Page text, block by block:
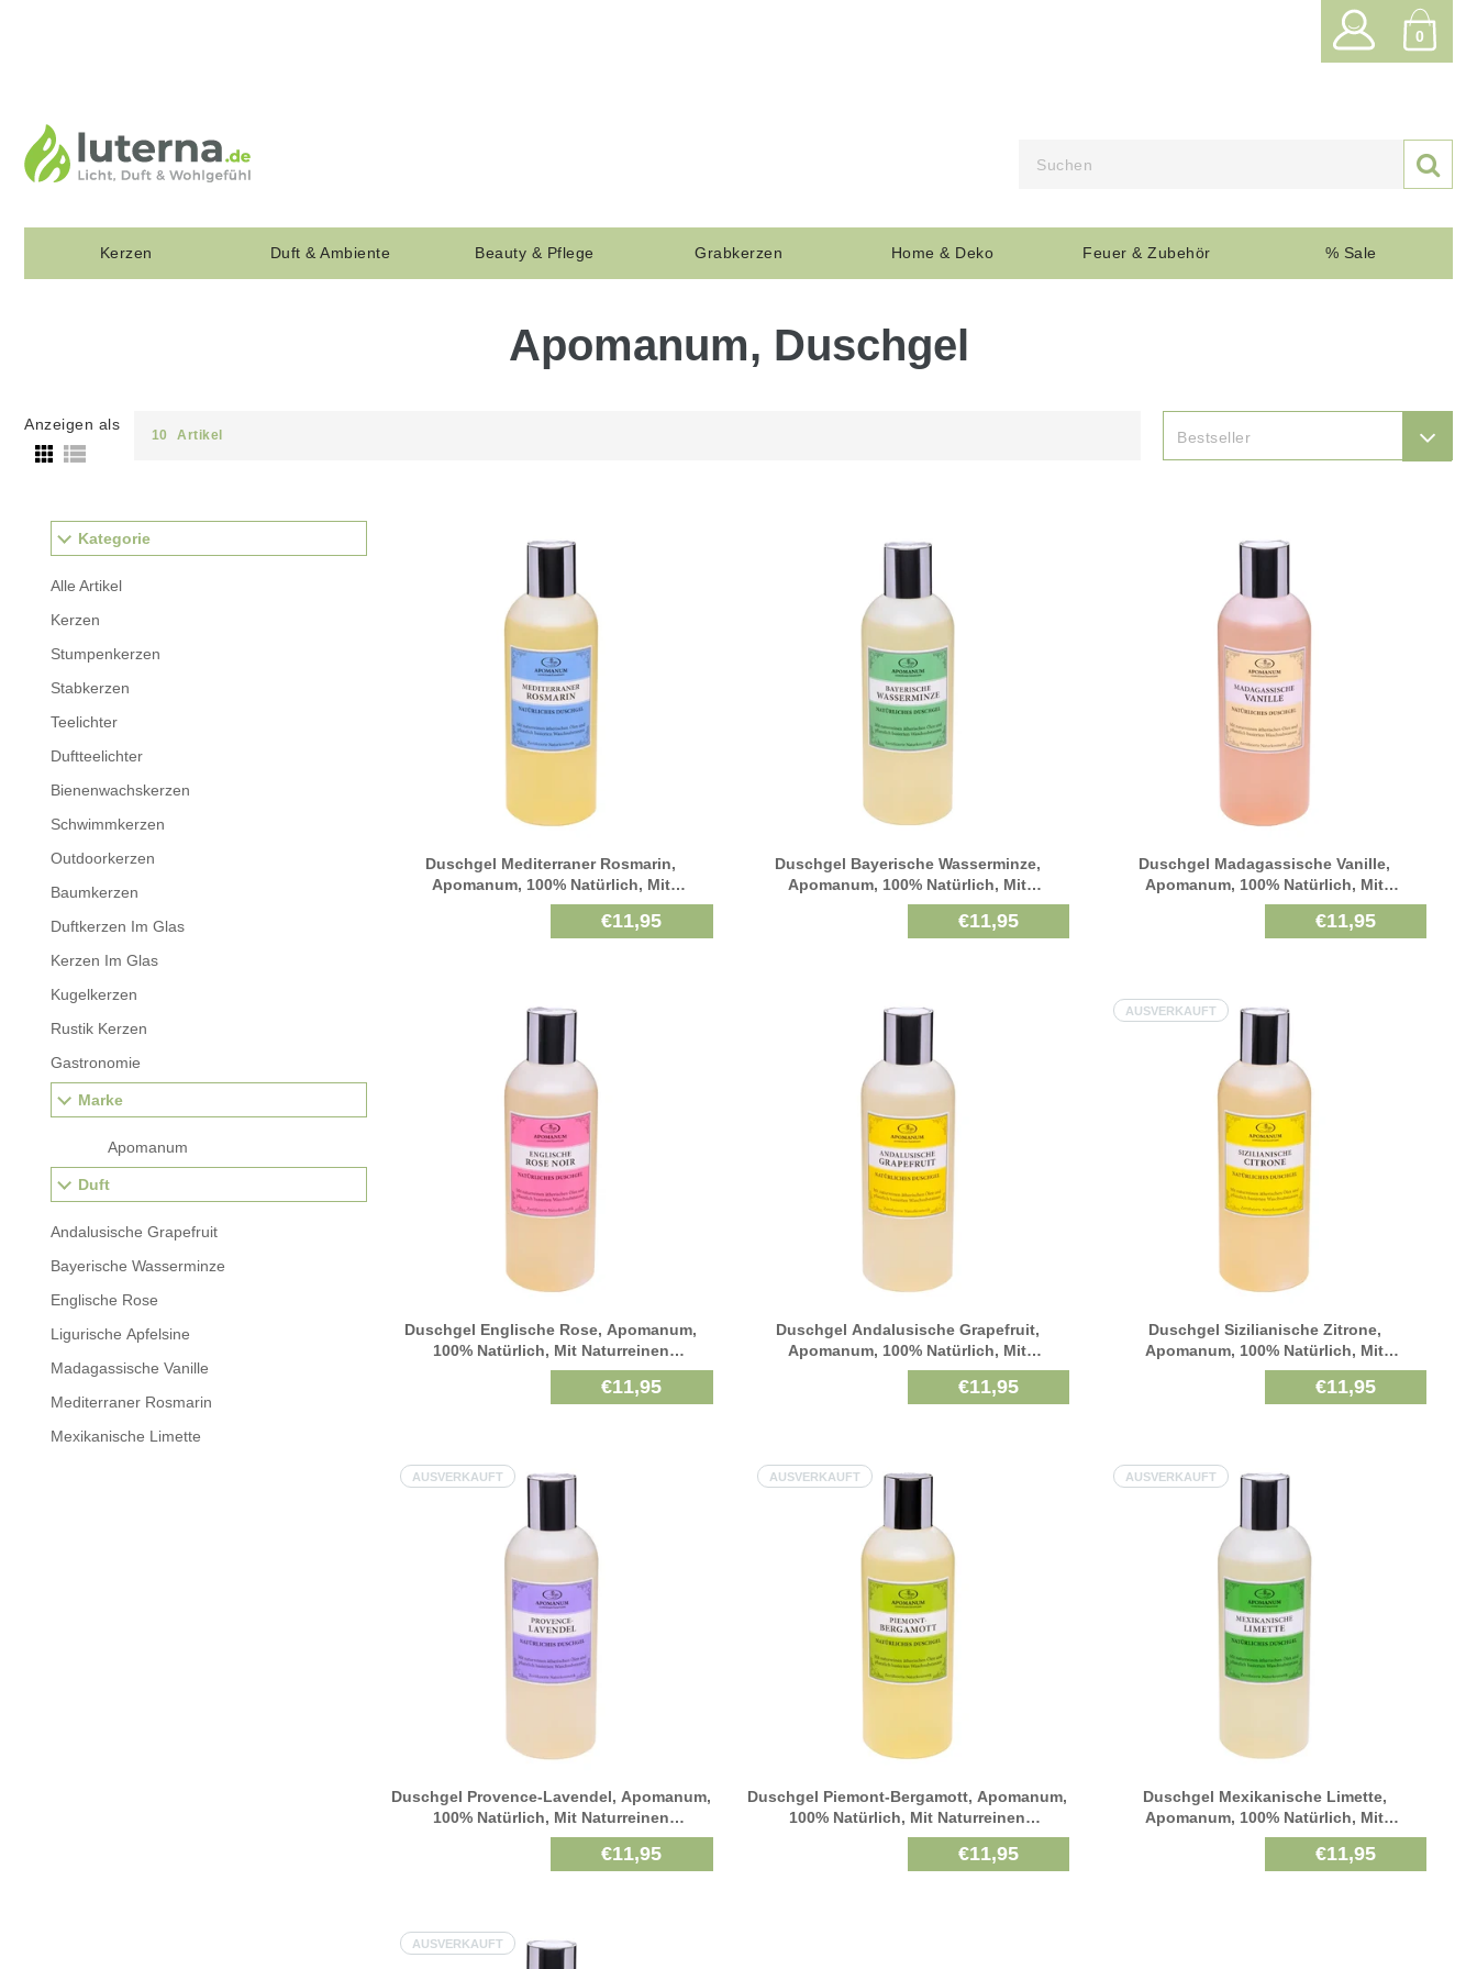

0
Kerzen Duft & Ambiente Beauty & Pflege Grabkerzen Home & Deko Feuer & Zubehör % Sale
Apomanum, Duschgel
Anzeigen als
10 Artikel Bestseller 
Kategorie
Alle Artikel
Kerzen
Stumpenkerzen
Stabkerzen
Teelichter
Duftteelichter
Bienenwachskerzen
Schwimmkerzen
Outdoorkerzen
Baumkerzen
Duftkerzen Im Glas
Kerzen Im Glas
Kugelkerzen
Rustik Kerzen
Gastronomie
Marke
Apomanum
Duft
Andalusische Grapefruit
Bayerische Wasserminze
Englische Rose
Ligurische Apfelsine
Madagassische Vanille
Mediterraner Rosmarin
Mexikanische Limette
Duschgel Mediterraner Rosmarin,
Apomanum, 100% Natürlich, Mit
Naturreinen Ätherischen Pflanzenölen, 250
€11,95
Duschgel Bayerische Wasserminze,
Apomanum, 100% Natürlich, Mit
Naturreinen Ätherischen Pflanzenölen, 250
€11,95
Duschgel Madagassische Vanille,
Apomanum, 100% Natürlich, Mit
Naturreinen Ätherischen Pflanzenölen, 250
€11,95
Duschgel Englische Rose, Apomanum,
100% Natürlich, Mit Naturreinen
Ätherischen Pflanzenölen, 250 Ml
€11,95
Duschgel Andalusische Grapefruit,
Apomanum, 100% Natürlich, Mit
Naturreinen Ätherischen Pflanzenölen, 250
€11,95
AUSVERKAUFT
Duschgel Sizilianische Zitrone,
Apomanum, 100% Natürlich, Mit
Naturreinen Ätherischen Pflanzenölen, 250
€11,95
AUSVERKAUFT
Duschgel Provence-Lavendel, Apomanum,
100% Natürlich, Mit Naturreinen
Ätherischen Pflanzenölen, 250 Ml
€11,95
AUSVERKAUFT
Duschgel Piemont-Bergamott, Apomanum,
100% Natürlich, Mit Naturreinen
Ätherischen Pflanzenölen, 250 Ml
€11,95
AUSVERKAUFT
Duschgel Mexikanische Limette,
Apomanum, 100% Natürlich, Mit
Naturreinen Ätherischen Pflanzenölen, 250
€11,95
AUSVERKAUFT